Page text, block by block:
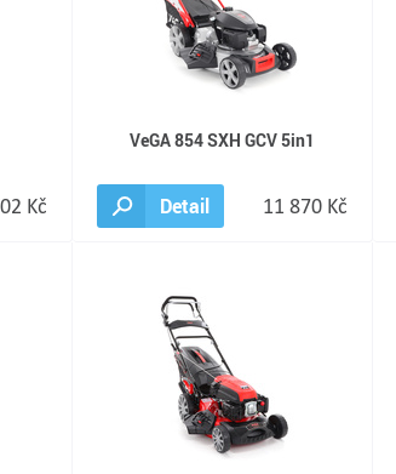
Kč
VeGA 854 SXH GCV 5in1
Detail 11 870 Kč